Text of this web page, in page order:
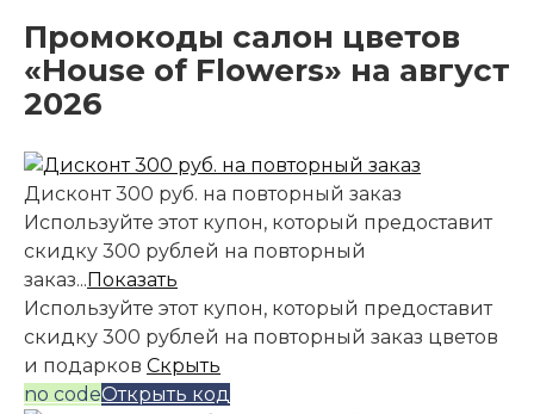
Промокоды салон цветов
«House of Flowers» на август
2026
Дисконт 300 руб. на повторный заказ
Используйте этот купон, который предоставит
скидку 300 рублей на повторный
заказ...Показать
Используйте этот купон, который предоставит
скидку 300 рублей на повторный заказ цветов
и подарков Скрыть
no codeОткрыть код